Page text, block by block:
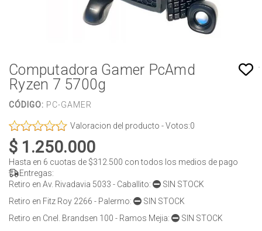
Computadora Gamer PcAmd
Ryzen 7 5700g
CÓDIGO: PC-GAMER
Valoracion del producto - Votos:0
$ 1.250.000
Hasta en 6 cuotas de $312.500 con todos los medios de pago
Entregas:
Retiro en Av. Rivadavia 5033 - Caballito:
SIN STOCK
Retiro en Fitz Roy 2266 - Palermo:
SIN STOCK
Retiro en Cnel. Brandsen 100 - Ramos Mejia:
SIN STOCK